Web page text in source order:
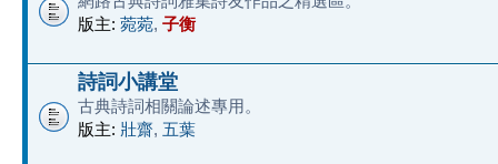
版主: 菀菀, 子衡
詩詞小講堂
古典詩詞相關論述專用。
版主: 壯齋, 五葉